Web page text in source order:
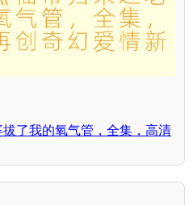
了我的氧气管，全集，高清